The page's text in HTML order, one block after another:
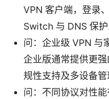
VPN 客户端，登录
Switch 与 DNS 保护
问：企业级 VPN 与
企业版通常提供更
规性支持及多设备管
问：不同协议对性能